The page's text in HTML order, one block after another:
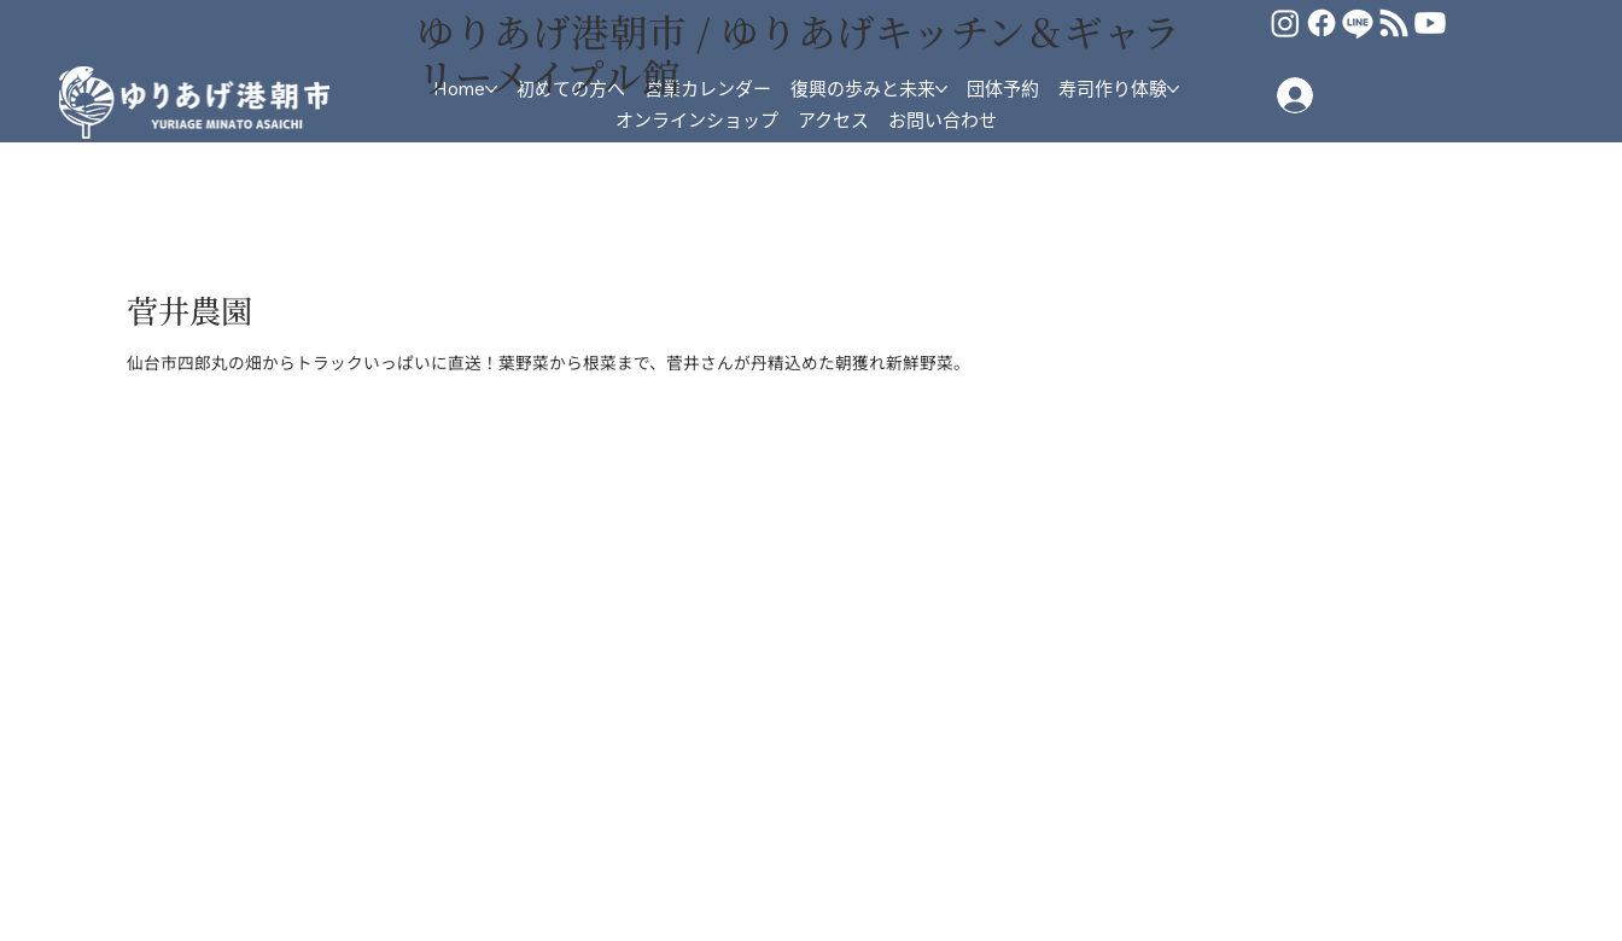
Home 初めての方へ 営業カレンダー 復興の歩みと未来 団体予約
寿司作り体験
オンラインショップ
アクセス お問い合わせ
ゆりあげ港朝市 / ゆりあげキッチン＆ギャラ
リーメイプル館
菅井農園
仙台市四郎丸の畑からトラックいっぱいに直送！葉野菜から根菜まで、菅井さんが丹精込めた朝獲れ新鮮野菜。